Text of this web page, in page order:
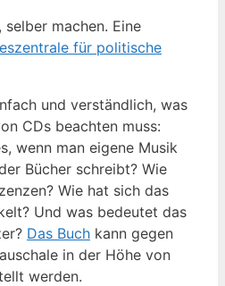
machen. Eine
für politische
und verständlich, was
CDs beachten muss:
wenn man eigene Musik
Bücher schreibt? Wie
Wie hat sich das
Und was bedeutet das
Das Buch kann gegen
in der Höhe von
werden.